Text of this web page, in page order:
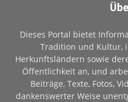
Dieses Portal bietet
Tradition und Kultur,
Herkunftsländern sowie
Öffentlichkeit an, und
Beiträge, Texte, Fotos,
dankenswerter Weise